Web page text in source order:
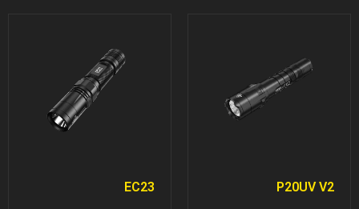
P20UV V2
EC23